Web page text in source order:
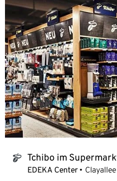
tchibo_logo Tchibo im
EDEKA Center